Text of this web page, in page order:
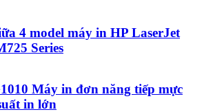
4 model máy in HP LaserJet
Series
Máy in đơn năng tiếp mực
in lớn